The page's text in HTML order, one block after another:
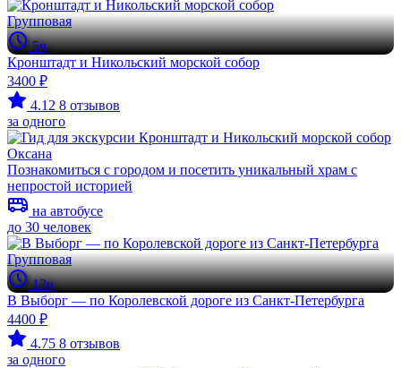
Групповая
5ч
Кронштадт и Никольский морской собор
3400 ₽
4.12 8 отзывов
за одного
Оксана
Познакомиться с городом и посетить уникальный храм с
непростой историей
на автобусе
до 30 человек
Групповая
13ч
В Выборг — по Королевской дороге из Санкт-Петербурга
4400 ₽
4.75 8 отзывов
за одного